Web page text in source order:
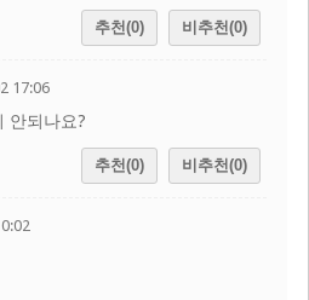
추천(0) 비추천(0)
17:06
품 처리 안되나요?
추천(0) 비추천(0)